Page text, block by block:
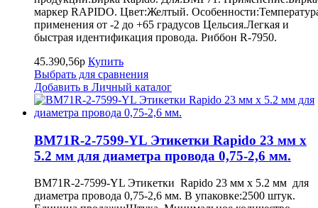
маркер RAPIDO. Цвет:Желтый.
применения от -2 до +65 градусов Цельсия.Легкая и
быстрая идентификация провода. Риббон R-7950.
45.390,56р Купить
Выбрать для сравнения
Добавить в Личный каталог
BM71R-2-7599-YL Этикетки Rapido 23 мм х
5.2 мм для диаметра провода 0,75-2,6 мм.
BM71R-2-7599-YL Этикетки Rapido 23 мм х 5.2 мм для
диаметра провода 0,75-2,6 мм. В упаковке:2500 штук.